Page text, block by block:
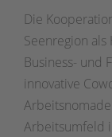
Die
Seenregion
Business- und
innovative
Arbeitsumfeld